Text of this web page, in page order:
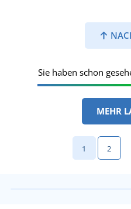
Sie haben schon
MEHR
1 2